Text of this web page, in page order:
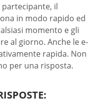
il
in modo rapido ed
momento e gli
al giorno. Anche le e-
rapida. Non
per una risposta.